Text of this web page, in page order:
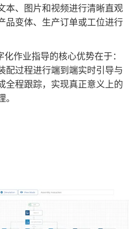
本、图片和视频进行清晰直观
品变体、生产订单或工位进行
作业指导的核心优势在于：
配过程进行端到端实时引导与
全程跟踪，实现真正意义上的